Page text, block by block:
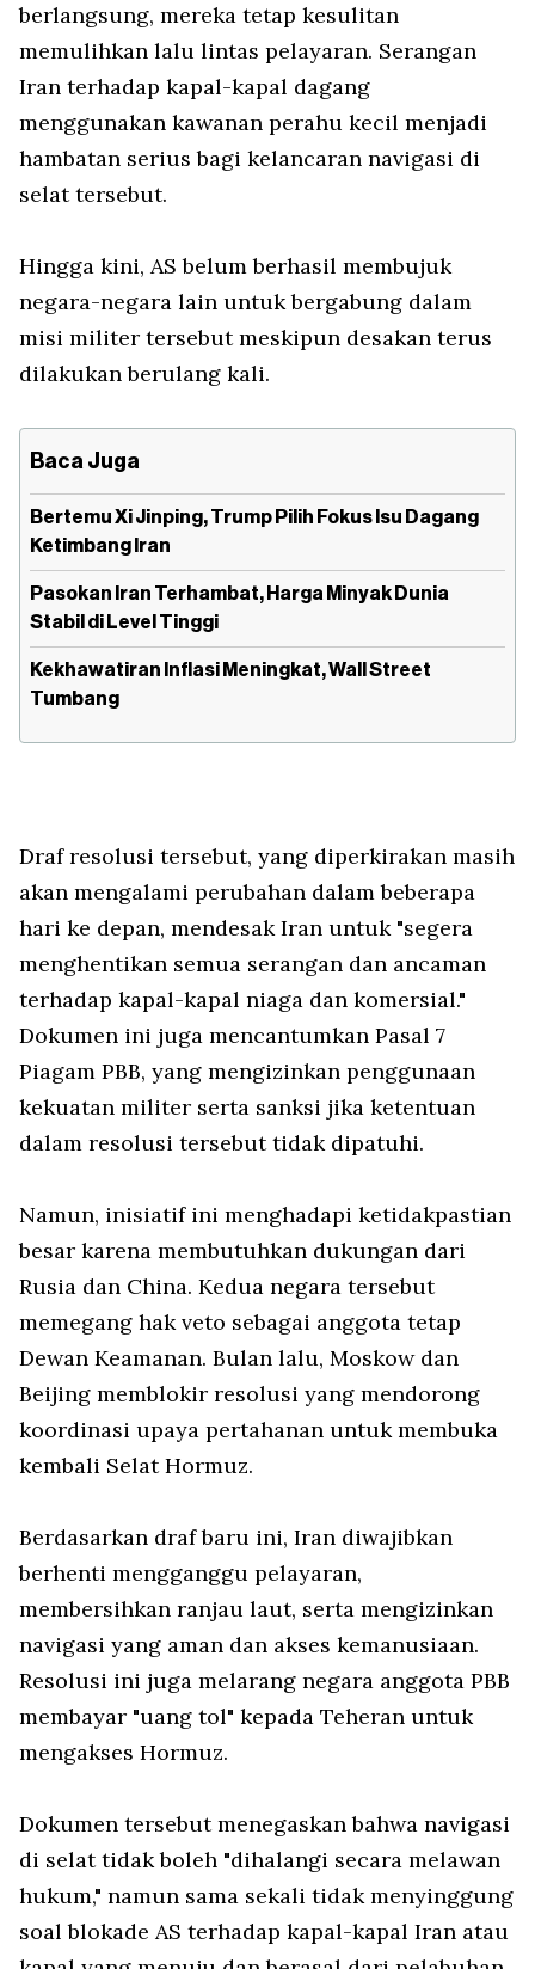
berlangsung, mereka tetap kesulitan
memulihkan lalu lintas pelayaran. Serangan
Iran terhadap kapal-kapal dagang
menggunakan kawanan perahu kecil menjadi
hambatan serius bagi kelancaran navigasi di
selat tersebut.
Hingga kini, AS belum berhasil membujuk
negara-negara lain untuk bergabung dalam
misi militer tersebut meskipun desakan terus
dilakukan berulang kali.
Baca Juga
Bertemu Xi Jinping, Trump Pilih Fokus Isu Dagang
Ketimbang Iran
Pasokan Iran Terhambat, Harga Minyak Dunia
Stabil di Level Tinggi
Kekhawatiran Inflasi Meningkat, Wall Street
Tumbang
Draf resolusi tersebut, yang diperkirakan masih
akan mengalami perubahan dalam beberapa
hari ke depan, mendesak Iran untuk "segera
menghentikan semua serangan dan ancaman
terhadap kapal-kapal niaga dan komersial."
Dokumen ini juga mencantumkan Pasal 7
Piagam PBB, yang mengizinkan penggunaan
kekuatan militer serta sanksi jika ketentuan
dalam resolusi tersebut tidak dipatuhi.
Namun, inisiatif ini menghadapi ketidakpastian
besar karena membutuhkan dukungan dari
Rusia dan China. Kedua negara tersebut
memegang hak veto sebagai anggota tetap
Dewan Keamanan. Bulan lalu, Moskow dan
Beijing memblokir resolusi yang mendorong
koordinasi upaya pertahanan untuk membuka
kembali Selat Hormuz.
Berdasarkan draf baru ini, Iran diwajibkan
berhenti mengganggu pelayaran,
membersihkan ranjau laut, serta mengizinkan
navigasi yang aman dan akses kemanusiaan.
Resolusi ini juga melarang negara anggota PBB
membayar "uang tol" kepada Teheran untuk
mengakses Hormuz.
Dokumen tersebut menegaskan bahwa navigasi
di selat tidak boleh "dihalangi secara melawan
hukum," namun sama sekali tidak menyinggung
soal blokade AS terhadap kapal-kapal Iran atau